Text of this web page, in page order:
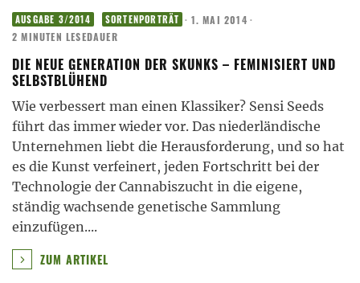
AUSGABE 3/2014 SORTENPORTRÄT · 1. MAI 2014 ·
2 MINUTEN LESEDAUER
DIE NEUE GENERATION DER SKUNKS – FEMINISIERT UND
SELBSTBLÜHEND
Wie verbessert man einen Klassiker? Sensi Seeds
führt das immer wieder vor. Das niederländische
Unternehmen liebt die Herausforderung, und so hat
es die Kunst verfeinert, jeden Fortschritt bei der
Technologie der Cannabiszucht in die eigene,
ständig wachsende genetische Sammlung
einzufügen....
ZUM ARTIKEL